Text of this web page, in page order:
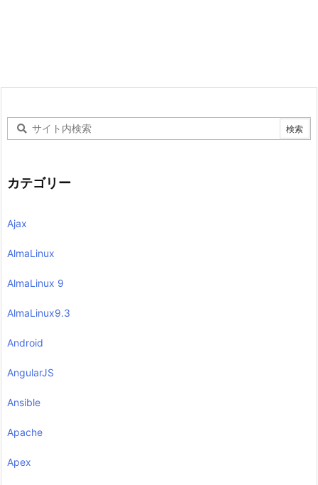
カテゴリー
Ajax
AlmaLinux
AlmaLinux 9
AlmaLinux9.3
Android
AngularJS
Ansible
Apache
Apex